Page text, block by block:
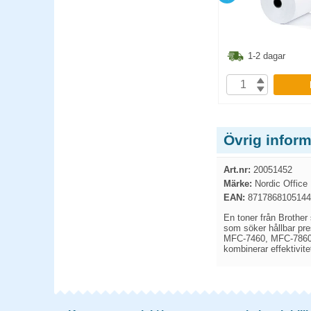
1-2 dagar
Övrig
Art.nr: 20051452
Märke: Nordic Office
EAN: 8717868105144
En toner från
som söker hållbar
MFC-7460, MFC-
kombinerar